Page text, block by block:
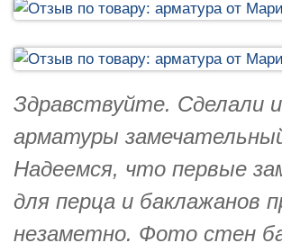
Здравствуйте. Сделали
арматуры
Надеемся, что первые
для перца и баклажанов
незаметно. Фото стен